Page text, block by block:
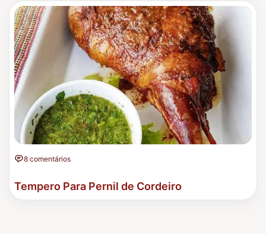
8 comentários
Tempero Para Pernil de Cordeiro